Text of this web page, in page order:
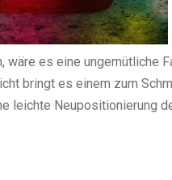
es eine ungemütliche
bringt es einem zum
leichte Neupositionierung